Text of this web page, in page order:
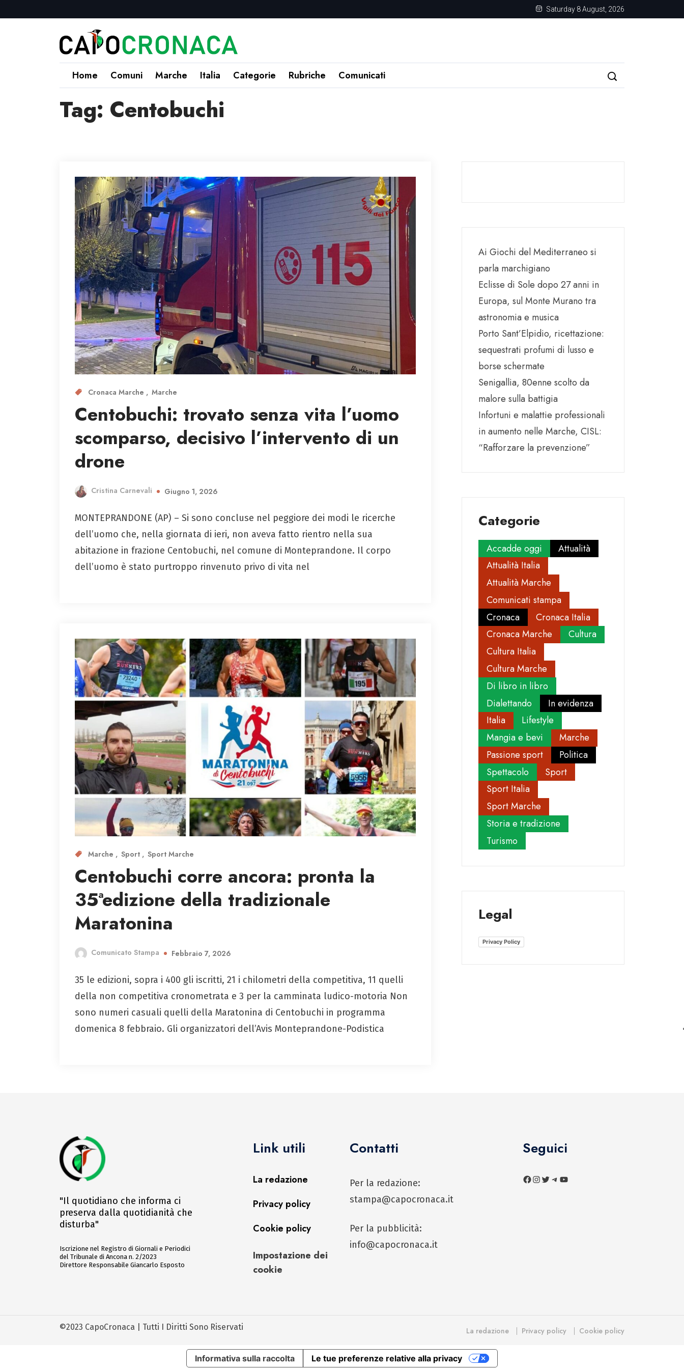
Saturday 8 August, 2026
Home Comuni Marche Italia Categorie Rubriche Comunicati
Tag: Centobuchi
Cronaca Marche Marche
Centobuchi: trovato senza vita l’uomo
scomparso, decisivo l’intervento di un
drone
Cristina Carnevali Giugno 1, 2026
MONTEPRANDONE (AP) – Si sono concluse nel peggiore dei modi le ricerche
dell’uomo che, nella giornata di ieri, non aveva fatto rientro nella sua
abitazione in frazione Centobuchi, nel comune di Monteprandone. Il corpo
dell’uomo è stato purtroppo rinvenuto privo di vita nel
Marche Sport Sport Marche
Centobuchi corre ancora: pronta la
35ªedizione della tradizionale
Maratonina
Comunicato Stampa Febbraio 7, 2026
35 le edizioni, sopra i 400 gli iscritti, 21 i chilometri della competitiva, 11 quelli
della non competitiva cronometrata e 3 per la camminata ludico-motoria Non
sono numeri casuali quelli della Maratonina di Centobuchi in programma
domenica 8 febbraio. Gli organizzatori dell’Avis Monteprandone-Podistica
Ai Giochi del Mediterraneo si
parla marchigiano
Eclisse di Sole dopo 27 anni in
Europa, sul Monte Murano tra
astronomia e musica
Porto Sant’Elpidio, ricettazione:
sequestrati profumi di lusso e
borse schermate
Senigallia, 80enne scolto da
malore sulla battigia
Infortuni e malattie professionali
in aumento nelle Marche, CISL:
“Rafforzare la prevenzione”
Categorie
Accadde oggi
Attualità
Attualità Italia
Attualità Marche
Comunicati stampa
Cronaca
Cronaca Italia
Cronaca Marche
Cultura
Cultura Italia
Cultura Marche
Di libro in libro
Dialettando
In evidenza
Italia
Lifestyle
Mangia e bevi
Marche
Passione sport
Politica
Spettacolo
Sport
Sport Italia
Sport Marche
Storia e tradizione
Turismo
Legal
Privacy Policy
"Il quotidiano che informa ci
preserva dalla quotidianità che
disturba"
Iscrizione nel Registro di Giornali e Periodici
del Tribunale di Ancona n. 2/2023
Direttore Responsabile Giancarlo Esposto
Link utili
La redazione
Privacy policy
Cookie policy
Impostazione dei
cookie
Contatti
Per la redazione:
stampa@capocronaca.it
Per la pubblicità:
info@capocronaca.it
Seguici
©2023 CapoCronaca | Tutti I Diritti Sono Riservati La redazione Privacy policy Cookie policy
Informativa sulla raccolta Le tue preferenze relative alla privacy